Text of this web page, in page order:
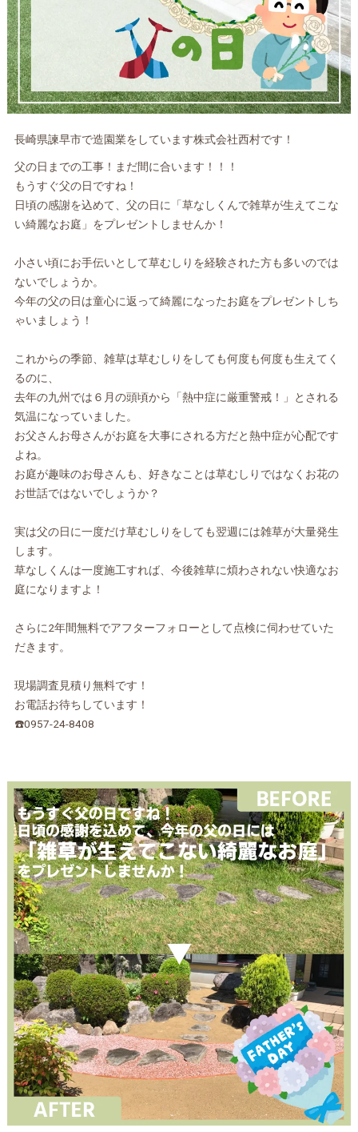
長崎県諫早市で造園業をしています株式会社西村です！
父の日までの工事！まだ間に合います！！！
もうすぐ父の日ですね！
日頃の感謝を込めて、父の日に「草なしくんで雑草が生えてこな
い綺麗なお庭」をプレゼントしませんか！
小さい頃にお手伝いとして草むしりを経験された方も多いのでは
ないでしょうか。
今年の父の日は童心に返って綺麗になったお庭をプレゼントしち
ゃいましょう！
これからの季節、雑草は草むしりをしても何度も何度も生えてく
るのに、
去年の九州では６月の頭頃から「熱中症に厳重警戒！」とされる
気温になっていました。
お父さんお母さんがお庭を大事にされる方だと熱中症が心配です
よね。
お庭が趣味のお母さんも、好きなことは草むしりではなくお花の
お世話ではないでしょうか？
実は父の日に一度だけ草むしりをしても翌週には雑草が大量発生
します。
草なしくんは一度施工すれば、今後雑草に煩わされない快適なお
庭になりますよ！
さらに2年間無料でアフターフォローとして点検に伺わせていた
だきます。
現場調査見積り無料です！
お電話お待ちしています！
☎️0957-24-8408